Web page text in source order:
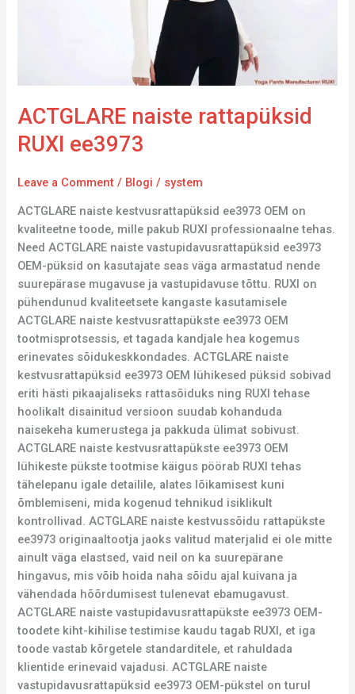
ACTGLARE naiste rattapüksid
RUXI ee3973
Leave a Comment / Blogi / system
ACTGLARE naiste kestvusrattapüksid ee3973 OEM on
kvaliteetne toode, mille pakub RUXI professionaalne tehas.
Need ACTGLARE naiste vastupidavusrattapüksid ee3973
OEM-püksid on kasutajate seas väga armastatud nende
suurepärase mugavuse ja vastupidavuse tõttu. RUXI on
pühendunud kvaliteetsete kangaste kasutamisele
ACTGLARE naiste kestvusrattapükste ee3973 OEM
tootmisprotsessis, et tagada kandjale hea kogemus
erinevates sõidukeskkondades. ACTGLARE naiste
kestvusrattapüksid ee3973 OEM lühikesed püksid sobivad
eriti hästi pikaajaliseks rattasõiduks ning RUXI tehase
hoolikalt disainitud versioon suudab kohanduda
naisekeha kumerustega ja pakkuda ülimat sobivust.
ACTGLARE naiste kestvusrattapükste ee3973 OEM
lühikeste pükste tootmise käigus pöörab RUXI tehas
tähelepanu igale detailile, alates lõikamisest kuni
õmblemiseni, mida kogenud tehnikud isiklikult
kontrollivad. ACTGLARE naiste kestvussõidu rattapükste
ee3973 originaaltootja jaoks valitud materjalid ei ole mitte
ainult väga elastsed, vaid neil on ka suurepärane
hingavus, mis võib hoida naha sõidu ajal kuivana ja
vähendada hõõrdumisest tulenevat ebamugavust.
ACTGLARE naiste vastupidavusrattapükste ee3973 OEM-
toodete kiht-kihilise testimise kaudu tagab RUXI, et iga
toode vastab kõrgetele standarditele, et rahuldada
klientide erinevaid vajadusi. ACTGLARE naiste
vastupidavusrattapüksid ee3973 OEM-pükstel on turul